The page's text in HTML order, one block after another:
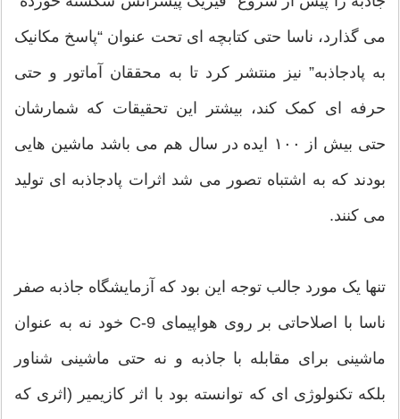
می گذارد، ناسا حتی کتابچه ای تحت عنوان “پاسخ مکانیک
به پادجاذبه” نیز منتشر کرد تا به محققان آماتور و حتی
حرفه ای کمک کند، بیشتر این تحقیقات که شمارشان
حتی بیش از ۱۰۰ ایده در سال هم می باشد ماشین هایی
بودند که به اشتباه تصور می شد اثرات پادجاذبه ای تولید
می کنند.
تنها یک مورد جالب توجه این بود که آزمایشگاه جاذبه صفر
ناسا با اصلاحاتی بر روی هواپیمای C-9 خود نه به عنوان
ماشینی برای مقابله با جاذبه و نه حتی ماشینی شناور
بلکه تکنولوژی ای که توانسته بود با اثر کازیمیر (اثری که